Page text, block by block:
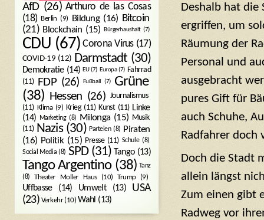
Deshalb hat
ergriffen, um
Räumung der
Personal und
ausgebracht
pures Gift für
auch Schuhe,
Radfahrer doch
Doch die Stadt
allein längst
Zum einen gibt
Radweg vor
AfD(26) Arthuro de las Cosas
(18) Berlin (9) Bildung(16) Bitcoin
(21) Blockchain (15) Bürgerhaushalt (7)
CDU (67) Corona Virus(17)
COVID-19 (12) Darmstadt (30)
Demokratie(14) EU(7) Europa(7) Fahrrad
(11)
FDP(26) Fußball (7)
Grüne
(38) Hessen (26) Journalismus
(11) Klima(9) Krieg(11) Kunst(11) Linke
(14) Marketing(8) Milonga(15) Musik
(11) Nazis(30) Parteien(8) Piraten
(16) Politik(15) Presse(11) Schule(8)
Social Media (8) SPD(31) Tango(13)
Tango Argentino(38) Tanz
(8)
Theater Moller Haus(10) Trump(9)
Uffbasse(14) Umwelt(13)
USA
(23) Verkehr(10) Wahl (13)